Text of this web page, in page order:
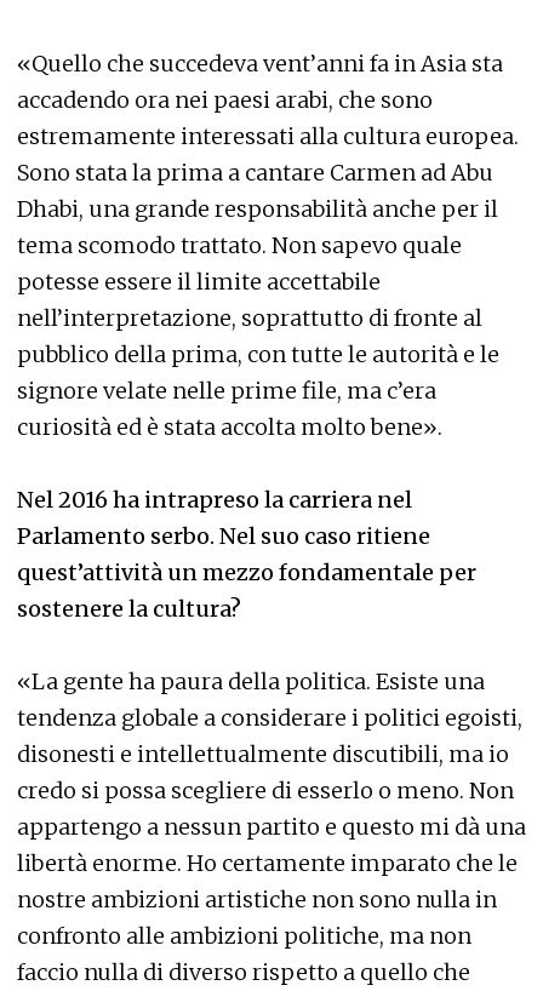
«Quello che succedeva vent’anni fa in Asia sta
accadendo ora nei paesi arabi, che sono
estremamente interessati alla cultura europea.
Sono stata la prima a cantare Carmen ad Abu
Dhabi, una grande responsabilità anche per il
tema scomodo trattato. Non sapevo quale
potesse essere il limite accettabile
nell’interpretazione, soprattutto di fronte al
pubblico della prima, con tutte le autorità e le
signore velate nelle prime file, ma c’era
curiosità ed è stata accolta molto bene».
Nel 2016 ha intrapreso la carriera nel
Parlamento serbo. Nel suo caso ritiene
quest’attività un mezzo fondamentale per
sostenere la cultura?
«La gente ha paura della politica. Esiste una
tendenza globale a considerare i politici egoisti,
disonesti e intellettualmente discutibili, ma io
credo si possa scegliere di esserlo o meno. Non
appartengo a nessun partito e questo mi dà una
libertà enorme. Ho certamente imparato che le
nostre ambizioni artistiche non sono nulla in
confronto alle ambizioni politiche, ma non
faccio nulla di diverso rispetto a quello che